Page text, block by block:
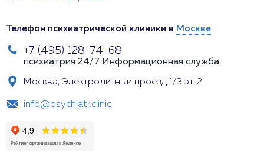
Телефон психиатрической клиники в Москве
+7 (495) 128-74-68
психиатрия 24/7 Информационная служба
Москва, Электролитный проезд 1/3 эт. 2
info@psychiatr.clinic